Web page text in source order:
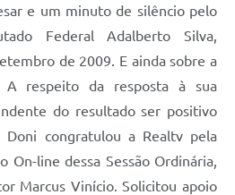
e um minuto de silêncio pelo
Federal Adalberto Silva,
de 2009. E ainda sobre a
respeito da resposta à sua
do resultado ser positivo
Doni congratulou a Realtv pela
On-line dessa Sessão Ordinária,
Marcus Vinício. Solicitou apoio